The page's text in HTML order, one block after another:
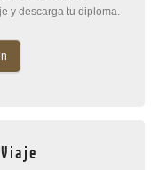
y descarga tu diploma.